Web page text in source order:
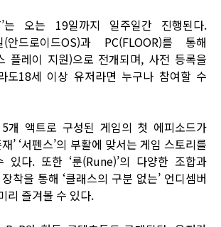
는 오는 19일까지 일주일간 진행된다.
안드로이드OS)과 PC(FLOOR)를 통해
플레이 지원)으로 전개되며, 사전 등록을
도18세 이상 유저라면 누구나 참여할 수
개 액트로 구성된 게임의 첫 에피소드가
’ ‘서펜스’의 부활에 맞서는 게임 스토리를
있다. 또한 ‘룬(Rune)’의 다양한 조합과
착을 통해 ‘클래스의 구분 없는’ 언디셈버
리 즐겨볼 수 있다.